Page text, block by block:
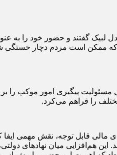
دل لبیک گفتند و حضور خود را
است مردم دچار خستگی شوند
پیگیری امور موکب را بر
را فراهم می‌کرد.
مالی قابل توجه، نقش مهمی
هم‌افزایی میان نهادهای